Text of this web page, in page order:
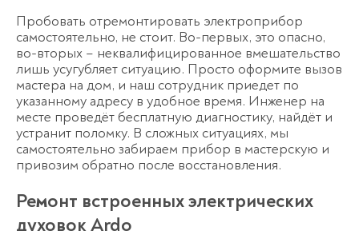
Пробовать отремонтировать электроприбор
самостоятельно, не стоит. Во-первых, это опасно,
во-вторых – неквалифицированное вмешательство
лишь усугубляет ситуацию. Просто оформите вызов
мастера на дом, и наш сотрудник приедет по
указанному адресу в удобное время. Инженер на
месте проведёт бесплатную диагностику, найдёт и
устранит поломку. В сложных ситуациях, мы
самостоятельно забираем прибор в мастерскую и
привозим обратно после восстановления.
Ремонт встроенных электрических
духовок Ardo